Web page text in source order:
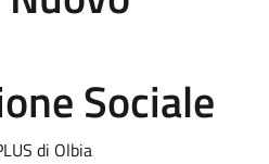
Sociale
di Olbia